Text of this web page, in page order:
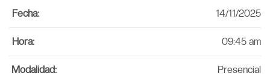
Fecha: 14/11/2025
Hora: 09:45 am
Modalidad: Presencial